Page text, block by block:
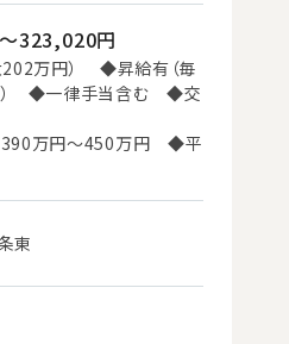
323,020円
万円） ◆昇給有（毎
） ◆一律手当含む ◆交
万円～450万円 ◆平
東